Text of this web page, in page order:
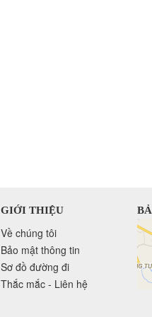
GIỚI THIỆU
Về chúng tôi
Bảo mật thông tin
Sơ đồ đường đi
Thắc mắc - Liên hệ